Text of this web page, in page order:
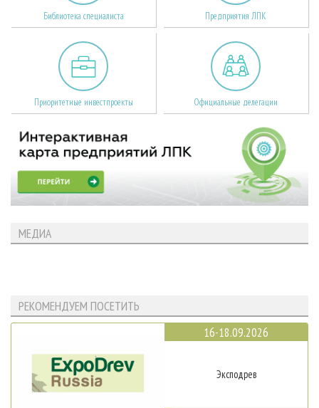
Библиотека специалиста Предприятия ЛПК
Приоритетные инвестпроекты Официальные делегации
МЕДИА
РЕКОМЕНДУЕМ ПОСЕТИТЬ
16-18.09.2026
Эксподрев